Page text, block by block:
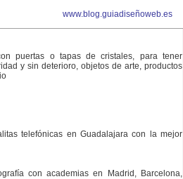
www.blog.guiadiseñoweb.es
puertas o tapas de cristales, para tener
y sin deterioro, objetos de arte, productos
telefónicas en Guadalajara con la mejor
con academias en Madrid, Barcelona,